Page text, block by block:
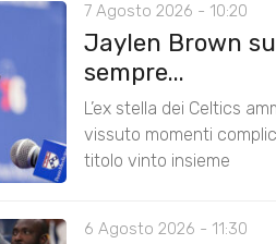
7 Agosto 2026 - 10:20
Jaylen Brown
sempre...
L’ex stella dei Celtics
vissuto momenti
titolo vinto insieme
6 Agosto 2026 - 11:30